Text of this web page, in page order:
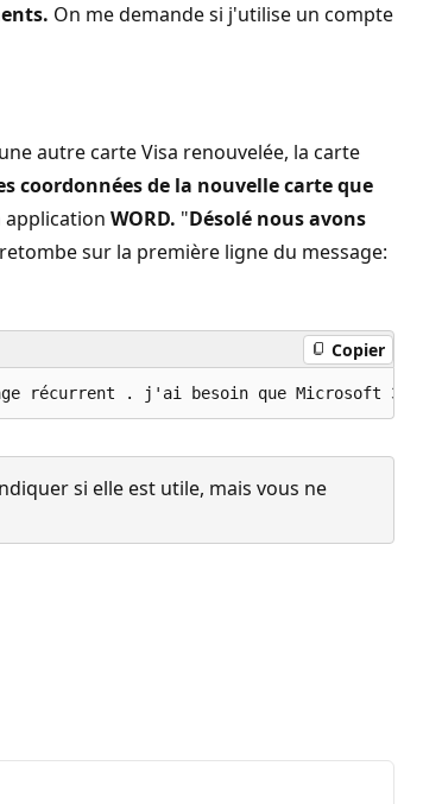
On me demande si j'utilise un compte
autre carte Visa renouvelée, la carte
coordonnées de la nouvelle carte que
application WORD. "Désolé nous avons
sur la première ligne du message:
Copier
si elle est utile, mais vous ne